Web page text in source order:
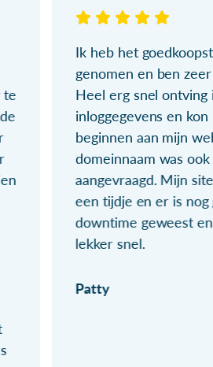
te
Ik heb het
genomen en ben
Heel erg snel ontving
inloggegevens en kon
beginnen aan mijn
domeinnaam was
aangevraagd. Mijn
een tijdje en er is nog
downtime geweest
lekker snel.
Patty